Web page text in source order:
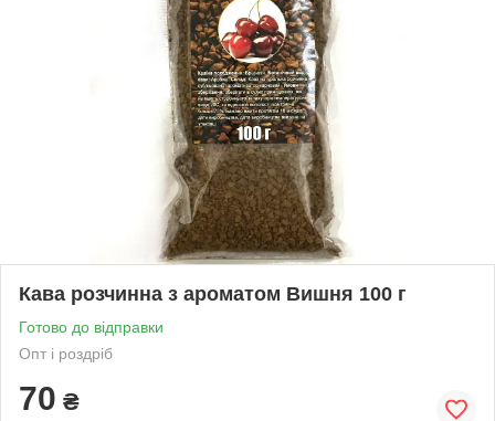
Кава розчинна з ароматом Вишня 100 г
Готово до відправки
Опт і роздріб
70 ₴